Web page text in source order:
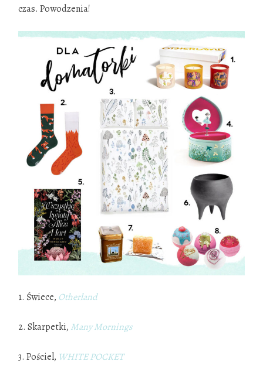
czas. Powodzenia!
1. Świece, Otherland
2. Skarpetki, Many Mornings
3. Pościel, WHITE POCKET